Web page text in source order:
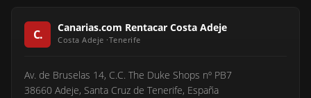
Canarias.com Rentacar Costa Adeje
Av. de Bruselas 14, C.C. The Duke Shops nº PB7
38660 Adeje, Santa Cruz de Tenerife, España